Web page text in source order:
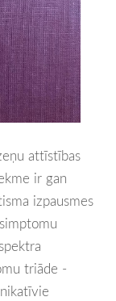
attīstības
ir gan
izpausmes
triāde -